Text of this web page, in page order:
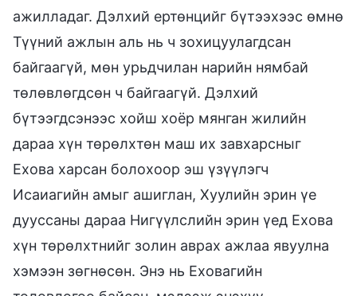
ажилладаг. Дэлхий ертөнцийг бүтээхээс өмнө
Түүний ажлын аль нь ч зохицуулагдсан
байгаагүй, мөн урьдчилан нарийн нямбай
төлөвлөгдсөн ч байгаагүй. Дэлхий
бүтээгдсэнээс хойш хоёр мянган жилийн
дараа хүн төрөлхтөн маш их завхарсныг
Ехова харсан болохоор эш үзүүлэгч
Исаиагийн амыг ашиглан, Хуулийн эрин үе
дууссаны дараа Нигүүлслийн эрин үед Ехова
хүн төрөлхтнийг золин аврах ажлаа явуулна
хэмээн зөгнөсөн. Энэ нь Еховагийн